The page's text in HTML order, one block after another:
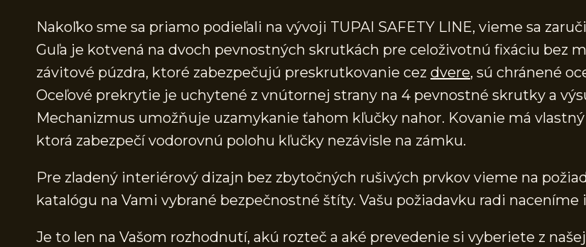
Nakoľko sme sa priamo podieľali na vývoji TUPAI SAFETY LINE, vieme sa
Guľa je kotvená na dvoch pevnostných skrutkách pre celoživotnú fixáciu bez
závitové púzdra, ktoré zabezpečujú preskrutkovanie cez dvere, sú chránené
Oceľové prekrytie je uchytené z vnútornej strany na 4 pevnostné skrutky a
Mechanizmus umožňuje uzamykanie ťahom kľučky nahor. Kovanie má
ktorá zabezpečí vodorovnú polohu kľučky nezávisle na zámku.
Pre zladený interiérový dizajn bez zbytočných rušivých prvkov vieme na
katalógu na Vami vybrané bezpečnostné štíty. Vašu požiadavku radi naceníme
Je to len na Vašom rozhodnutí, akú rozteč a aké prevedenie si vyberiete z